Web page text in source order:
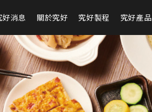
好消息 關於究好 究好製程 究好產品